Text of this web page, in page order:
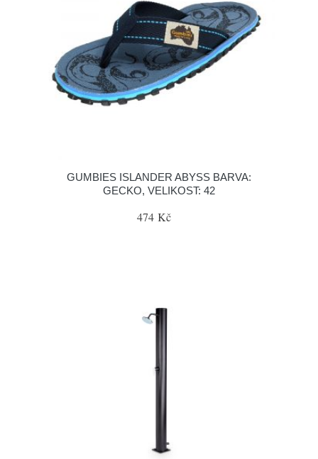
GUMBIES ISLANDER ABYSS BARVA:
GECKO, VELIKOST: 42
474 Kč